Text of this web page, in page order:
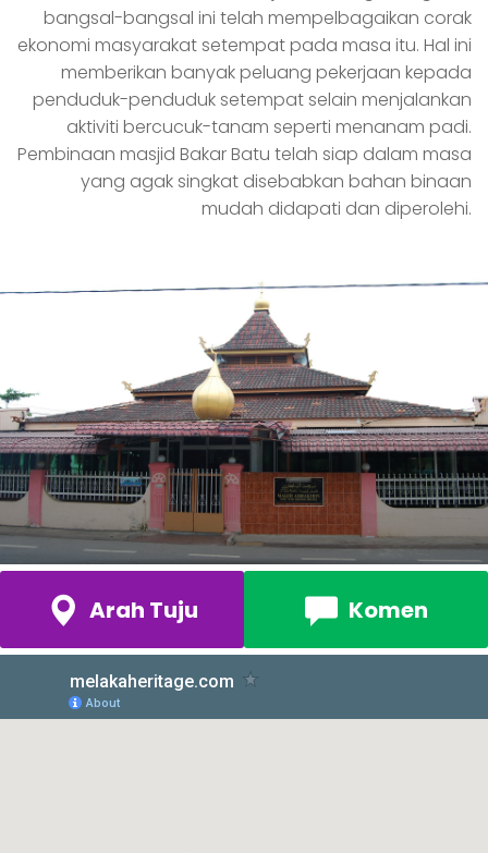
bangsal-bangsal ini telah mempelbagaikan corak
ekonomi masyarakat setempat pada masa itu. Hal ini
memberikan banyak peluang pekerjaan kepada
penduduk-penduduk setempat selain menjalankan
aktiviti bercucuk-tanam seperti menanam padi.
Pembinaan masjid Bakar Batu telah siap dalam masa
yang agak singkat disebabkan bahan binaan
mudah didapati dan diperolehi.
Arah Tuju Komen